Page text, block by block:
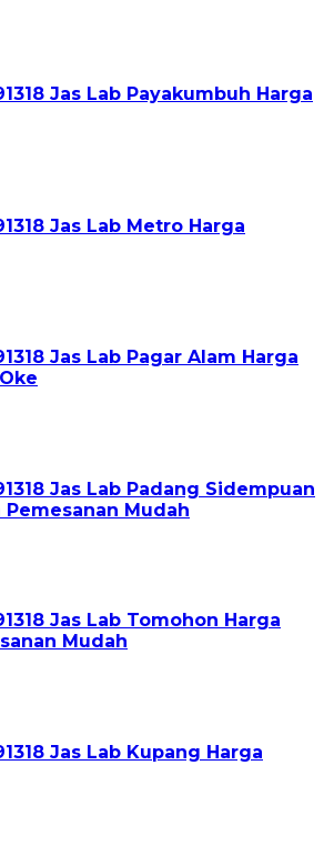
Jas Lab Payakumbuh Harga
Jas Lab Metro Harga
Jas Lab Pagar Alam Harga
Jas Lab Padang Sidempuan
Mudah
Jas Lab Tomohon Harga
Mudah
Jas Lab Kupang Harga